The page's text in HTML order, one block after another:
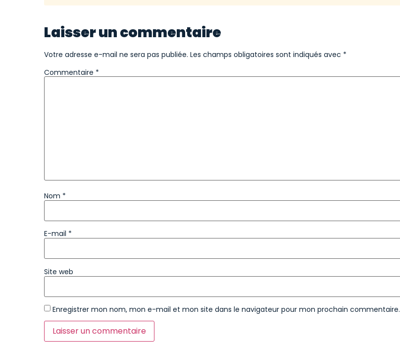
Laisser un commentaire
Votre adresse e-mail ne sera pas publiée. Les champs obligatoires sont indiqués avec *
Commentaire *
Nom *
E-mail *
Site web
Enregistrer mon nom, mon e-mail et mon site dans le navigateur pour mon prochain commentaire.